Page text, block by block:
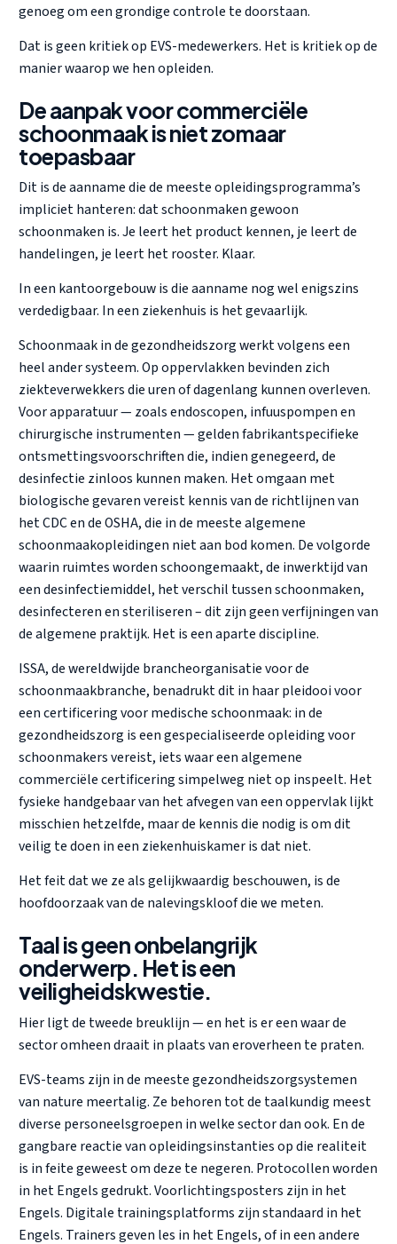
genoeg om een grondige controle te doorstaan.
Dat is geen kritiek op EVS-medewerkers. Het is kritiek op de
manier waarop we hen opleiden.
De aanpak voor commerciële
schoonmaak is niet zomaar
toepasbaar
Dit is de aanname die de meeste opleidingsprogramma’s
impliciet hanteren: dat schoonmaken gewoon
schoonmaken is. Je leert het product kennen, je leert de
handelingen, je leert het rooster. Klaar.
In een kantoorgebouw is die aanname nog wel enigszins
verdedigbaar. In een ziekenhuis is het gevaarlijk.
Schoonmaak in de gezondheidszorg werkt volgens een
heel ander systeem. Op oppervlakken bevinden zich
ziekteverwekkers die uren of dagenlang kunnen overleven.
Voor apparatuur — zoals endoscopen, infuuspompen en
chirurgische instrumenten — gelden fabrikantspecifieke
ontsmettingsvoorschriften die, indien genegeerd, de
desinfectie zinloos kunnen maken. Het omgaan met
biologische gevaren vereist kennis van de richtlijnen van
het CDC en de OSHA, die in de meeste algemene
schoonmaakopleidingen niet aan bod komen. De volgorde
waarin ruimtes worden schoongemaakt, de inwerktijd van
een desinfectiemiddel, het verschil tussen schoonmaken,
desinfecteren en steriliseren – dit zijn geen verfijningen van
de algemene praktijk. Het is een aparte discipline.
ISSA, de wereldwijde brancheorganisatie voor de
schoonmaakbranche, benadrukt dit in haar pleidooi voor
een certificering voor medische schoonmaak: in de
gezondheidszorg is een gespecialiseerde opleiding voor
schoonmakers vereist, iets waar een algemene
commerciële certificering simpelweg niet op inspeelt. Het
fysieke handgebaar van het afvegen van een oppervlak lijkt
misschien hetzelfde, maar de kennis die nodig is om dit
veilig te doen in een ziekenhuiskamer is dat niet.
Het feit dat we ze als gelijkwaardig beschouwen, is de
hoofdoorzaak van de nalevingskloof die we meten.
Taal is geen onbelangrijk
onderwerp. Het is een
veiligheidskwestie.
Hier ligt de tweede breuklijn — en het is er een waar de
sector omheen draait in plaats van eroverheen te praten.
EVS-teams zijn in de meeste gezondheidszorgsystemen
van nature meertalig. Ze behoren tot de taalkundig meest
diverse personeelsgroepen in welke sector dan ook. En de
gangbare reactie van opleidingsinstanties op die realiteit
is in feite geweest om deze te negeren. Protocollen worden
in het Engels gedrukt. Voorlichtingsposters zijn in het
Engels. Digitale trainingsplatforms zijn standaard in het
Engels. Trainers geven les in het Engels, of in een andere